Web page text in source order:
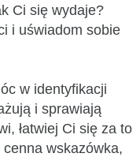
Ci się wydaje?
i uświadom sobie
w identyfikacji
i sprawiają
łatwiej Ci się za to
wskazówka,